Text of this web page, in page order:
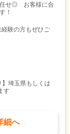
任せ◎ お客様に合
！
経験の方もぜひご
】埼玉県もしくは
す
細へ